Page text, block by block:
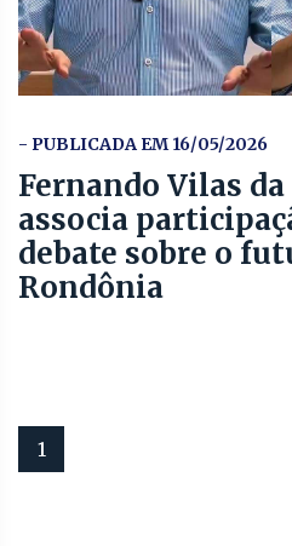
- PUBLICADA EM 16/05/2026
Fernando Vilas
associa
debate sobre o
Rondônia
1